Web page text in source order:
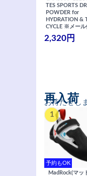
TES SPORTS
POWDER for
HYDRATION &
CYCLE ※メール
2,320円
お待たせし
再入荷
1
予約もOK
MadRock(マッ